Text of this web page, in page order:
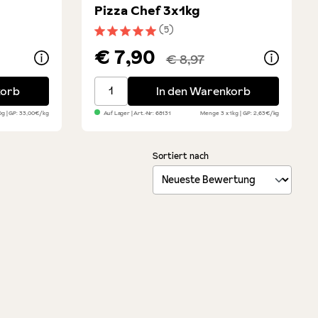
von 5 von 5 Sternen
GP: 33,00€/kg
Durchschnittliche Bewertung von 5 von 5
(5)
Pizza Chef 3x1kg
€ 7,90 € 8,97
Caputo Cuoco Farina 00 Pizza Chef 3x1kg
In den Warenkorb
Auf Lager| Art.-Nr:68131 Menge3 x 1kg GP: 2,63€/kg
Sortiert nach